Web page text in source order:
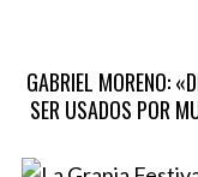
GABRIEL MORENO:
SER USADOS POR